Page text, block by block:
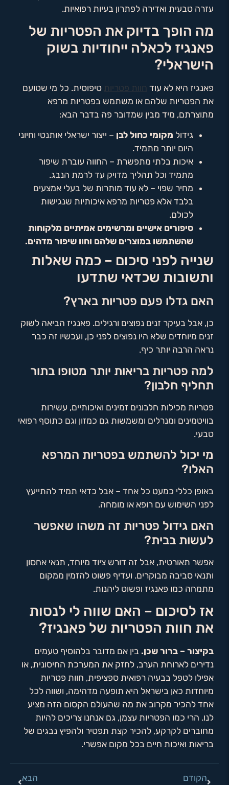
עזרה טבעית ואדירה לפתרון בעיות רפואיות.
מה הופך בדיוק את הפטריות של
פאנגיז לכאלה ייחודיות בשוק
הישראלי?
פאנגיז היא לא עוד חוות פטריות טיפוסית. כל מי שטועם
את הפטריות שלהם או משתמש בפטריות מרפא
מתוצרתם, מיד מבין שמדובר פה בדבר הבא:
גידול מקומי כחול לבן – ייצור ישראלי אותנטי וחיוני
היום יותר מתמיד.
איכות בלתי מתפשרת – החווה עוברת שיפור
מתמיד וכל תהליך מדויק עד לרמת הנבג.
מחיר שפוי – לא עוד מותרות של בעלי אמצעים
בלבד אלא פטריות מרפא איכותיות שנגישות
לכולם.
סיפורים אישיים ומרשימים אמיתיים מלקוחות
שהשתמשו במוצרים שלהם וחוו שיפור מדהים.
שנייה לפני סיכום – כמה שאלות
ותשובות שכדאי שתדעו
האם גדלו פעם פטריות בארץ?
כן, אבל בעיקר זנים נפוצים ורגילים. פאנגיז הביאה לשוק
זנים מיוחדים שלא היו נפוצים לפני כן, ועכשיו זה כבר
נראה הרבה יותר כיף.
למה פטריות בריאות יותר מטופו בתור
תחליף חלבון?
פטריות מכילות חלבונים זמינים ואיכותיים, עשירות
בוויטמינים ומנרלים ומשמשות גם כמזון וגם כתוסף רפואי
טבעי.
מי יכול להשתמש בפטריות המרפא
האלו?
באופן כללי כמעט כל אחד – אבל כדאי תמיד להתייעץ
לפני השימוש עם רופא או מומחה.
האם גידול פטריות זה משהו שאפשר
לעשות בבית?
אפשר תאורטית, אבל זה דורש ציוד מיוחד, תנאי אחסון
ותנאי סביבה מבוקרים. ועדיף פשוט להזמין ממקום
מתמחה כמו פאנגיז ופשוט ליהנות.
אז לסיכום – האם שווה לי לנסות
את חוות הפטריות של פאנגיז?
בקיצור – ברור שכן. בין אם מדובר בלהוסיף טעמים
נדירים לארוחת הערב, לחזק את המערכת החיסונית, או
אפילו לטפל בבעיה רפואית ספציפית, חוות פטריות
מיוחדות כאן בישראל היא תופעה מדהימה, ושווה לכל
אחד להכיר מקרוב את מה שהעולם הקסום הזה מציע
לנו. הרי כמו הפטריות עצמן, גם אנחנו צריכים להיות
מחוברים לקרקע, להכיר קצת תפטיר ולהפיץ נבגים של
בריאות ואיכות חיים בכל מקום אפשרי.
הקודם הבא